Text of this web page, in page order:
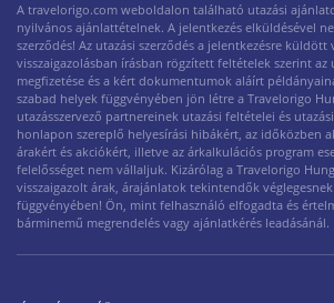
A travelorigo.com weboldalon található utazási
nyilvános ajánlattételnek. A jelentkezés elküldésével
szerződés! Az utazási szerződés a jelentkezésre küldött
visszaigazolásban írásban rögzített feltételek szerint az
megfizetése és a kért dokumentumok aláírt
szabad helyek függvényében jön létre a Travelorigo
utazásszervező partnereinek utazási feltételei és
honlapon szereplő helyesírási hibákért, az időközben
árakért és akciókért, illetve az árkalkulációs program
felelősséget nem vállaljuk. Kizárólag a Travelorigo
visszaigazolt árak, árajánlatok tekintendők
függvényében! Ön, mint felhasználó elfogadta és
bárminemű megrendelés vagy ajánlatkérés leadásánál.